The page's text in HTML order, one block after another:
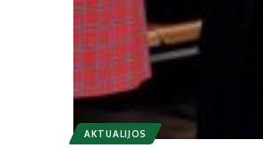
AKTUALIJOS